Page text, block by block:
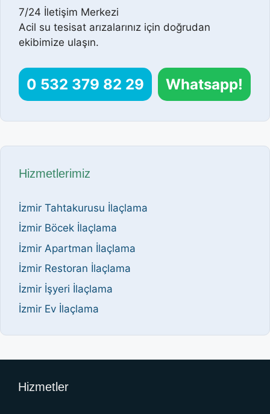
7/24 İletişim Merkezi
Acil su tesisat arızalarınız için doğrudan
ekibimize ulaşın.
0 532 379 82 29 Whatsapp!
Hizmetlerimiz
İzmir Tahtakurusu İlaçlama
İzmir Böcek İlaçlama
İzmir Apartman İlaçlama
İzmir Restoran İlaçlama
İzmir İşyeri İlaçlama
İzmir Ev İlaçlama
Hizmetler